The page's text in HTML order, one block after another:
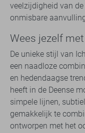
veelzijdigheid van
onmisbare
Wees jezelf
De unieke stijl van
een naadloze
en hedendaagse
heeft in de Deense
simpele lijnen,
gemakkelijk te
ontworpen met het